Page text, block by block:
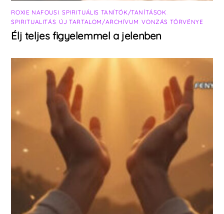
ROXIE NAFOUSI ,SPIRITUÁLIS TANÍTÓK/TANÍTÁSOK
SPIRITUALITÁS ÚJ TARTALOM/ARCHÍVUM ,VONZÁS TÖRVÉNYE
Élj teljes figyelemmel a jelenben